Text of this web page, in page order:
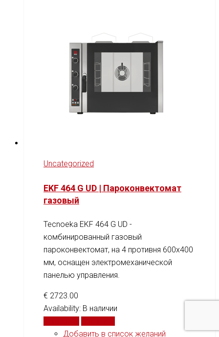
Uncategorized
EKF 464 G UD | Пароконвектомат
газовый
Tecnoeka EKF 464 G UD -
комбинированный газовый
пароконвектомат, на 4 противня 600x400
мм, оснащен электромеханической
панелью управления.
€ 2723.00
Availability: В наличии
Добавить в список желаний